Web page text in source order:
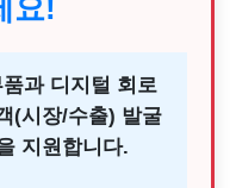
요!
과 디지털 회로
(시장/수출) 발굴
지원합니다.